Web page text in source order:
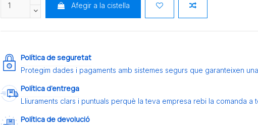
Afegir a la cistella
Política de seguretat
Protegim dades i pagaments amb sistemes segurs que garanteixen
Política d’entrega
Lliuraments clars i puntuals perquè la teva empresa rebi la comanda a
Política de devolució